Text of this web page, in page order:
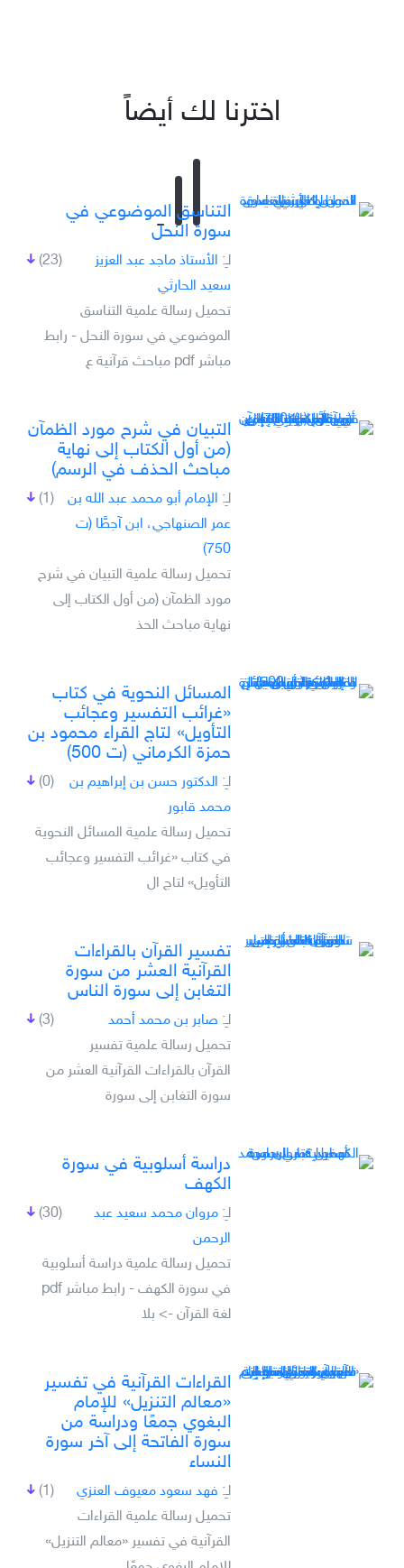
اخترنا لك أيضاً
التناسق الموضوعي في
سورة النحل
(23) لـِ: الأستاذ ماجد عبد العزيز
سعيد الحارثي
تحميل رسالة علمية التناسق
الموضوعي في سورة النحل - رابط
مباشر pdf مباحث قرآنية ع
التبيان في شرح مورد الظمآن
(من أول الكتاب إلى نهاية
مباحث الحذف في الرسم)
(1) لـِ: الإمام أبو محمد عبد الله بن
عمر الصنهاجي، ابن آجطَّا (ت
750)
تحميل رسالة علمية التبيان في شرح
مورد الظمآن (من أول الكتاب إلى
نهاية مباحث الحذ
المسائل النحوية في كتاب
«غرائب التفسير وعجائب
التأويل» لتاج القراء محمود بن
حمزة الكرماني (ت 500)
(0) لـِ: الدكتور حسن بن إبراهيم بن
محمد قابور
تحميل رسالة علمية المسائل النحوية
في كتاب «غرائب التفسير وعجائب
التأويل» لتاج ال
تفسير القرآن بالقراءات
القرآنية العشر من سورة
التغابن إلى سورة الناس
(3) لـِ: صابر بن محمد أحمد
تحميل رسالة علمية تفسير
القرآن بالقراءات القرآنية العشر من
سورة التغابن إلى سورة
دراسة أسلوبية في سورة
الكهف
(30) لـِ: مروان محمد سعيد عبد
الرحمن
تحميل رسالة علمية دراسة أسلوبية
في سورة الكهف - رابط مباشر pdf
لغة القرآن -> بلا
القراءات القرآنية في تفسير
«معالم التنزيل» للإمام
البغوي جمعًا ودراسة من
سورة الفاتحة إلى آخر سورة
النساء
(1) لـِ: فهد سعود معيوف العنزي
تحميل رسالة علمية القراءات
القرآنية في تفسير «معالم التنزيل»